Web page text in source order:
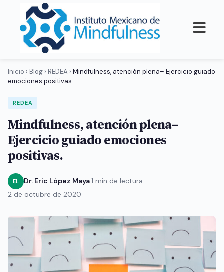
Inicio › Blog › REDEA › Mindfulness, atención plena– Ejercicio guiado
emociones positivas.
REDEA
Mindfulness, atención plena–
Ejercicio guiado emociones
positivas.
EL Dr. Eric López Maya1 min de lectura
2 de octubre de 2020